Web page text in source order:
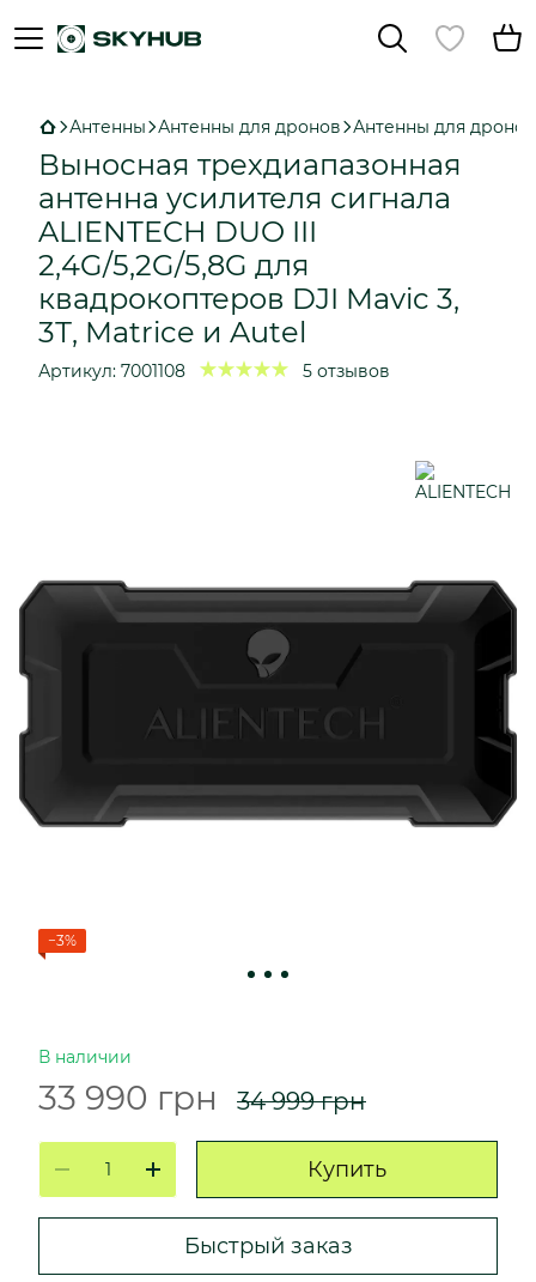
Антенны Антенны для дронов Антенны для дронов
Выносная трехдиапазонная
антенна усилителя сигнала
ALIENTECH DUO III
2,4G/5,2G/5,8G для
квадрокоптеров DJI Mavic 3,
3Т, Matrice и Autel
Артикул: 7001108 5 отзывов
−3%
В наличии
33 990 грн 34 999 грн
Купить
Быстрый заказ